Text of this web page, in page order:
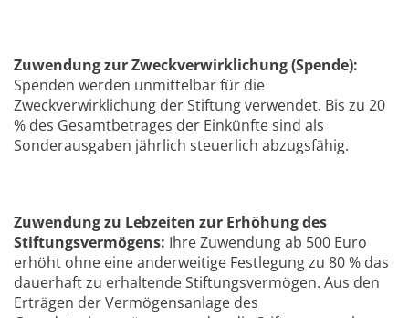
Zuwendung zur Zweckverwirklichung (Spende):
Spenden werden unmittelbar für die
Zweckverwirklichung der Stiftung verwendet. Bis zu 20
% des Gesamtbetrages der Einkünfte sind als
Sonderausgaben jährlich steuerlich abzugsfähig.
Zuwendung zu Lebzeiten zur Erhöhung des
Stiftungsvermögens: Ihre Zuwendung ab 500 Euro
erhöht ohne eine anderweitige Festlegung zu 80 % das
dauerhaft zu erhaltende Stiftungsvermögen. Aus den
Erträgen der Vermögensanlage des